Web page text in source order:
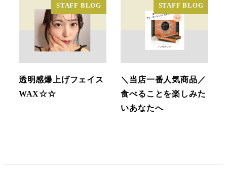
STAFF BLOG
透明感爆上げフェイス
WAX☆☆
STAFF BLOG
＼当店一番人気商品／
食べることを楽しみた
いあなたへ